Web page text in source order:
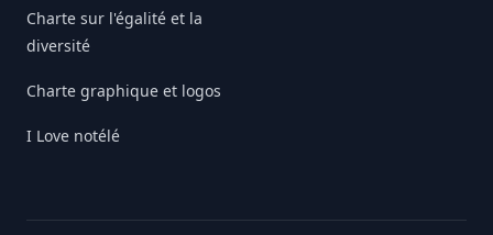
Charte sur l'égalité et la
diversité
Charte graphique et logos
I Love notélé